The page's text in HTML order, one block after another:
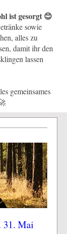
ist gesorgt 😊
sowie
alles zu
damit ihr den
lassen
gemeinsames
31. Mai